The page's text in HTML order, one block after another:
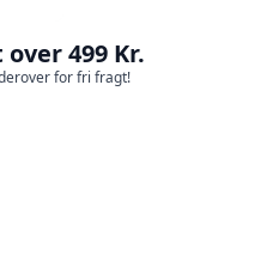
499 Kr.
for fri fragt!